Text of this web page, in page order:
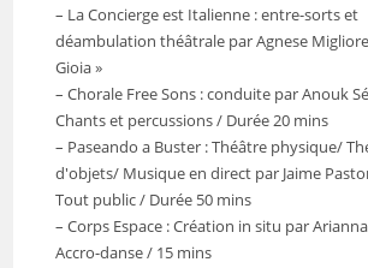
– La Concierge est Italienne : entre-sorts et
déambulation théâtrale par Agnese
Gioia »
– Chorale Free Sons : conduite par Anouk
Chants et percussions / Durée 20 mins
– Paseando a Buster : Théâtre physique/
d'objets/ Musique en direct par Jaime
Tout public / Durée 50 mins
– Corps Espace : Création in situ par
Accro-danse / 15 mins